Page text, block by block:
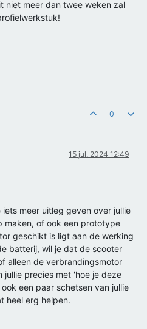
niet meer dan twee weken zal
0
15 jul. 2024 12:49
meer uitleg geven over jullie
maken, of ook een prototype
geschikt is ligt aan de werking
batterij, wil je dat de scooter
alleen de verbrandingsmotor
jullie precies met 'hoe je deze
een paar schetsen van jullie
heel erg helpen.